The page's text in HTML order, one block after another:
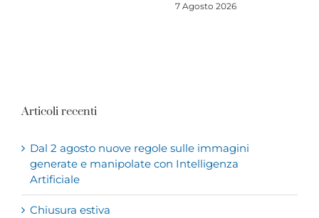
31 Luglio 2026
Articoli recenti
Dal 2 agosto nuove regole sulle immagini
generate e manipolate con Intelligenza
Artificiale
Chiusura estiva